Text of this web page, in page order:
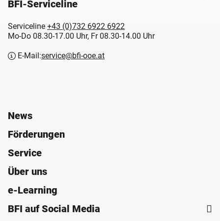
BFI-Serviceline
Serviceline +43 (0)732 6922 6922
Mo-Do 08.30-17.00 Uhr, Fr 08.30-14.00 Uhr
E-Mail:service@bfi-ooe.at
News
Förderungen
Service
Über uns
e-Learning
BFI auf Social Media